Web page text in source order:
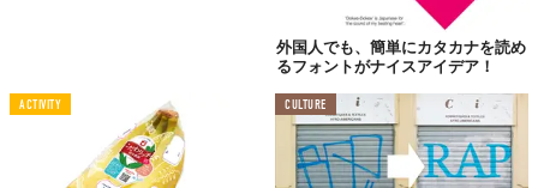
「カモン」や「コムカナ」とか「ヤモムワ」に見えて仕方ない
人。おめでとう、生粋の日本人と言わせていただきます。
よくあるクイズのように逆さにしたり、鏡に映したりする必要は
まったくありません。だって、いまスマホを握っている、そのま
外国人でも、簡単にカタカナを読め
るフォントがナイスアイデア！
ACTIVITY CULTURE